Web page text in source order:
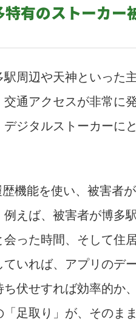
有のストーカー
周辺や天神といった
通アクセスが非常に
デジタルストーカーに
機能を使い、被害者
えば、被害者が博多
った時間、そして住
いれば、アプリのデ
伏せすれば効率的か
足取り」が、そのま